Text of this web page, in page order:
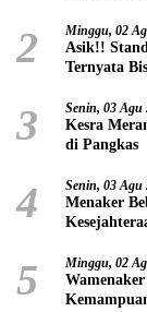
2 Minggu, 02
Asik!!
Ternyata
3 Senin, 03 Agu
Kesra
di Pangkas
4 Senin, 03 Agu
Menaker
5 Minggu, 02